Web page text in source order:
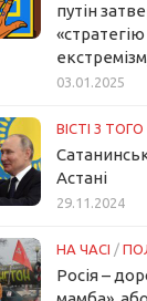
путін
03.01.2025
ВІСТІ З ТОГО
Астані
29.11.2024
НА ЧАСІ /
Росія –